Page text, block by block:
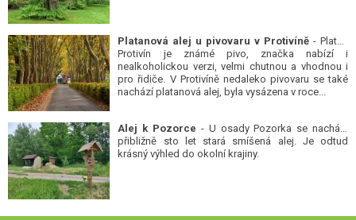
Platanová alej u pivovaru v Protivíně - Platan
Protivín je známé pivo, značka nabízí i
nealkoholickou verzi, velmi chutnou a vhodnou i
pro řidiče. V Protivíně nedaleko pivovaru se také
nachází platanová alej, byla vysázena v roce...
Alej k Pozorce - U osady Pozorka se nachází
přibližně sto let stará smíšená alej. Je odtud
krásný výhled do okolní krajiny.